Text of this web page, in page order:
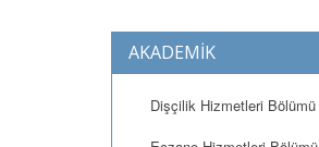
AKADEMİK
Dişçilik Hizmetleri Bölümü